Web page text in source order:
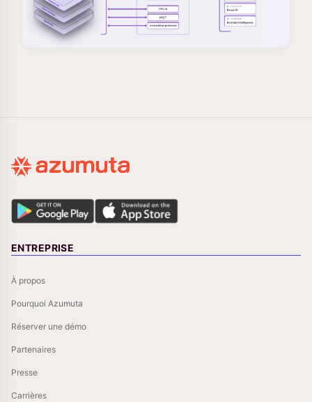
ENTREPRISE
À propos
Pourquoi Azumuta
Réserver une démo
Partenaires
Presse
Carrières